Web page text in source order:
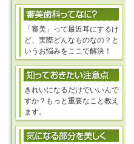
「審美」って最近耳にするけ
ど、実際どんなものなの？と
いうお悩みをここで解決！
きれいになるだけでいいんで
すか？もっと重要なこと教え
ます。